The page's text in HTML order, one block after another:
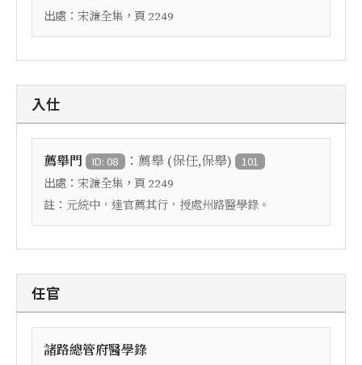
出處： 宋濂全集 ，頁 2249
入仕
薦舉門 ID: 08 ： 薦舉 (保任,保舉) 101
出處： 宋濂全集 ，頁 2249
註： 元統中，達官薦其行，授處州路醫學錄。
任官
諸路總管府醫學錄